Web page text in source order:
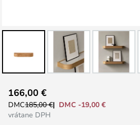
na
začiatok
166,00 €
DMC185,00 €
DMC -19,00 €
vrátane DPH